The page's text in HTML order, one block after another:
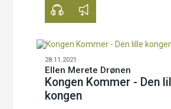
28.11.2021
Ellen Merete Drønen
Kongen Kommer - Den
kongen